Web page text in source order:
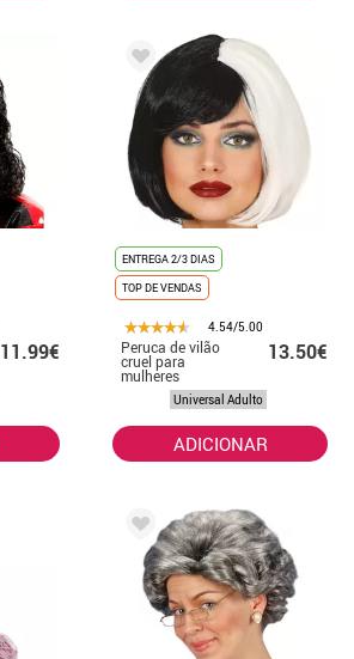
11.99€
ENTREGA 2/3 DIAS
TOP DE VENDAS
4.54/5.00
Peruca de vilão
cruel para
mulheres
13.50€
Universal Adulto
ADICIONAR